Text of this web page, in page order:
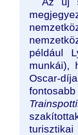
például
munkái),
Oscar-
turisztikai